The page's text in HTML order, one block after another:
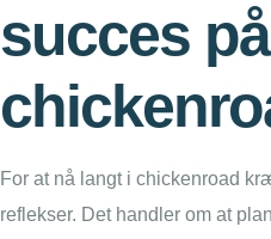
succes på
For at nå langt i chickenroad
reflekser. Det handler om at